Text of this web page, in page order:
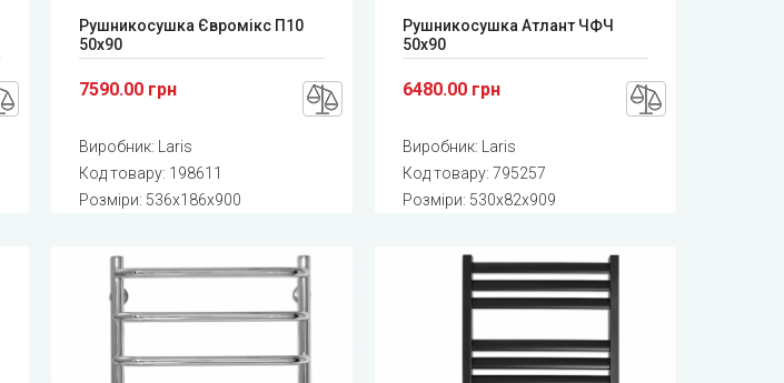
Рушникосушка Євромікс П10
50x90
7590.00 грн
Виробник:
Laris
Код товару: 198611
Розміри: 536x186x900
Рушникосушка Атлант ЧФЧ
50x90
6480.00 грн
Виробник:
Laris
Код товару:795257
Розміри: 530x82x909